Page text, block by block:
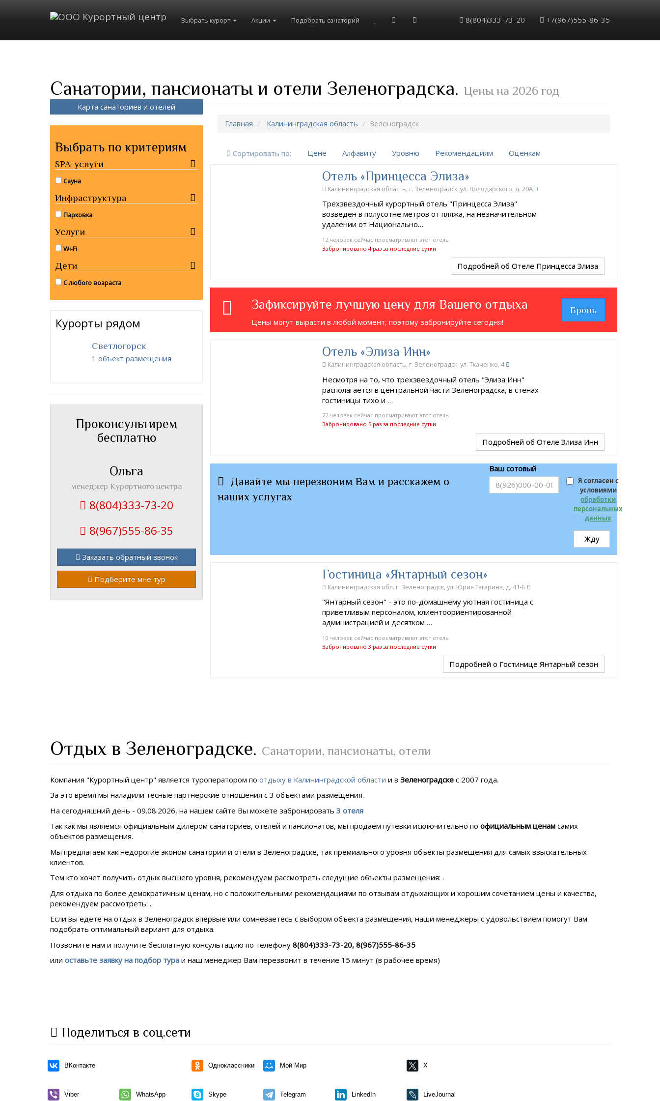
Выбрать курорт Акции Подобрать санаторий 8(804)333-73-20 +7(967)555-86-35
Санатории, пансионаты и отели Зеленоградска. Цены на 2026 год
Главная Калининградская область Зеленоградск
Сортировать по: Цене Алфавиту Уровню Рекомендациям Оценкам
Отель «Принцесса Элиза»
Калининградская область, г. Зеленоградск, ул. Володарского, д. 20А
Трехзвездочный курортный отель "Принцесса Элиза"
возведен в полусотне метров от пляжа, на незначительном
удалении от Национально…
12 человек сейчас просматривают этот отель
Забронировано 4 раз за последние сутки
Подробней об Отеле Принцесса Элиза
Зафиксируйте лучшую цену для Вашего отдыха
Цены могут вырасти в любой момент, поэтому забронируйте сегодня!
Бронь
Отель «Элиза Инн»
Калининградская область, г. Зеленоградск, ул. Ткаченко, 4
Несмотря на то, что трехзвездочный отель "Элиза Инн"
располагается в центральной части Зеленоградска, в стенах
гостиницы тихо и …
22 человек сейчас просматривают этот отель
Забронировано 5 раз за последние сутки
Подробней об Отеле Элиза Инн
Давайте мы перезвоним Вам и расскажем о
наших услугах
Ваш сотовый
Я согласен с
условиями
обработки
персональных
данных
Жду
Гостиница «Янтарный сезон»
Калининградская обл. г. Зеленоградск, ул. Юрия Гагарина, д. 41-Б
"Янтарный сезон" - это по-домашнему уютная гостиница с
приветливым персоналом, клиентоориентированной
администрацией и десятком …
10 человек сейчас просматривают этот отель
Забронировано 3 раз за последние сутки
Подробней о Гостинице Янтарный сезон
Карта санаториев и отелей
Выбрать по критериям
SPA-услуги
Сауна
Инфраструктура
Парковка
Услуги
Wi-Fi
Дети
С любого возраста
Курорты рядом
Светлогорск
1 объект размещения
Проконсультирем
бесплатно
Ольга
менеджер Курортного центра
8(804)333-73-20
8(967)555-86-35
Заказать обратный звонок
Подберите мне тур
Отдых в Зеленоградске. Санатории, пансионаты, отели
Компания "Курортный центр" является туроператором по отдыху в Калининградской области и в Зеленоградске с 2007 года.
За это время мы наладили тесные партнерские отношения с 3 объектами размещения.
На сегодняшний день - 09.08.2026, на нашем сайте Вы можете забронировать 3 отеля
Так как мы являемся официальным дилером санаториев, отелей и пансионатов, мы продаем путевки исключительно по официальным ценам самих
объектов размещения.
Мы предлагаем как недорогие эконом санатории и отели в Зеленоградске, так премиального уровня объекты размещения для самых взыскательных
клиентов.
Тем кто хочет получить отдых высшего уровня, рекомендуем рассмотреть следущие объекты размещения: .
Для отдыха по более демократичным ценам, но с положительными рекомендациями по отзывам отдыхающих и хорошим сочетанием цены и качества,
рекомендуем рассмотреть: .
Если вы едете на отдых в Зеленоградск впервые или сомневаетесь с выбором объекта размещения, наши менеджеры с удовольствием помогут Вам
подобрать оптимальный вариант для отдыха.
Позвоните нам и получите бесплатную консультацию по телефону 8(804)333-73-20, 8(967)555-86-35
или оставьте заявку на подбор тура и наш менеджер Вам перезвонит в течение 15 минут (в рабочее время)
Поделиться в соц.сети
ВКонтакте Одноклассники Мой Мир X
Viber WhatsApp Skype Telegram LinkedIn LiveJournal